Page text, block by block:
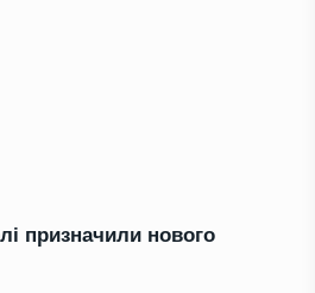
призначили нового